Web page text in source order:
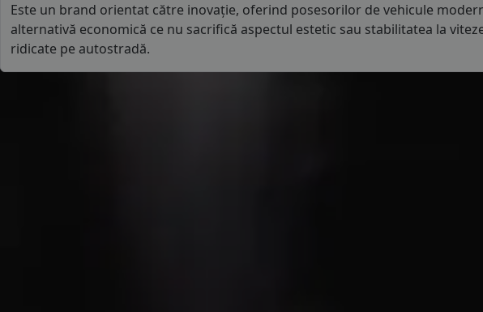
Este un brand orientat către inovație, oferind posesorilor de vehicule
alternativă economică ce nu sacrifică aspectul estetic sau stabilitatea la
ridicate pe autostradă.